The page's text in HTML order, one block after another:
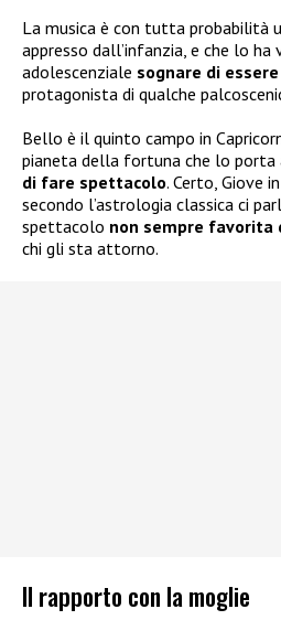
La musica è con tutta probabilità
appresso dall’infanzia, e che lo ha
adolescenziale sognare di
protagonista di qualche
Bello è il quinto campo in
pianeta della fortuna che lo porta
di fare spettacolo. Certo, Giove
secondo l’astrologia classica ci
spettacolo non sempre favorita
chi gli sta attorno.
Il rapporto con la moglie